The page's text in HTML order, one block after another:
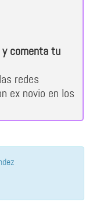
comenta tu
redes
ex novio en los